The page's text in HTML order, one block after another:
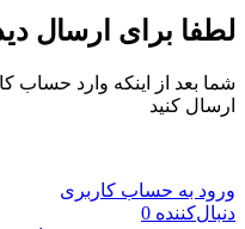
لطفا برای ارسال
شما بعد از اینکه وارد حساب
ارسال کنید
ورود به حساب کاربری
دنبال‌کننده 0